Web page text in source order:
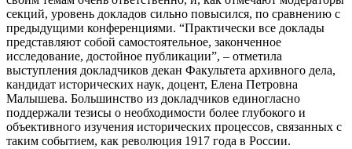
секций, уровень докладов сильно повысился, по сравнению с
предыдущими конференциями. “Практически все доклады
представляют собой самостоятельное, законченное
исследование, достойное публикации”, – отметила
выступления докладчиков декан Факультета архивного дела,
кандидат исторических наук, доцент, Елена Петровна
Малышева. Большинство из докладчиков единогласно
поддержали тезисы о необходимости более глубокого и
объективного изучения исторических процессов, связанных с
таким событием, как революция 1917 года в России.